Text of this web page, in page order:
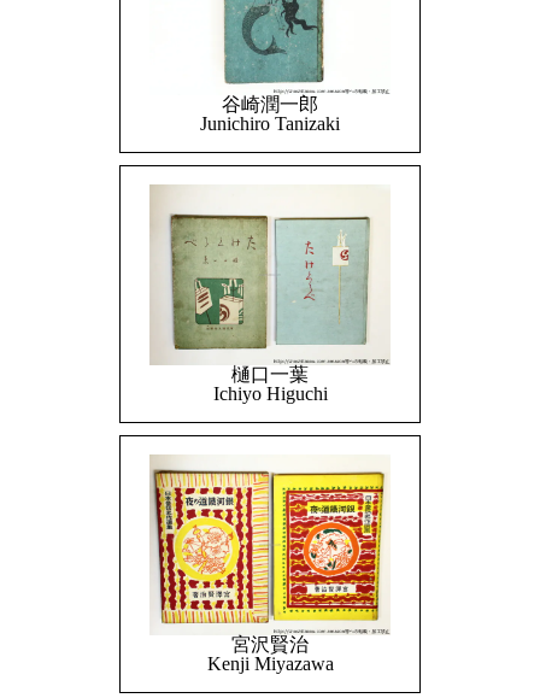
谷崎潤一郎
Junichiro Tanizaki
樋口一葉
Ichiyo Higuchi
宮沢賢治
Kenji Miyazawa